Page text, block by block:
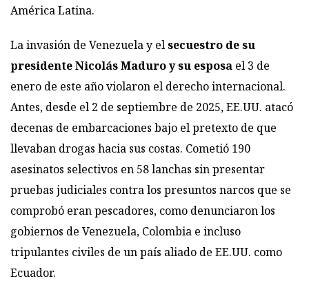
América Latina.
La invasión de Venezuela y elsecuestro de su
presidente Nicolás Maduro y su esposa el 3 de
enero de este año violaron el derecho internacional.
Antes, desde el 2 de septiembre de 2025, EE.UU. atacó
decenas de embarcaciones bajo el pretexto de que
llevaban drogas hacia sus costas. Cometió 190
asesinatos selectivos en 58 lanchas sin presentar
pruebas judiciales contra los presuntos narcos que se
comprobó eran pescadores, como denunciaron los
gobiernos de Venezuela, Colombia e incluso
tripulantes civiles de un país aliado de EE.UU. como
Ecuador.